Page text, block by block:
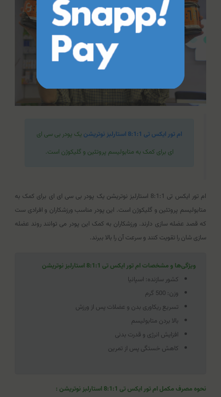
ام تور ایکس تی 8:1:1 استارلبز نوتریشن
یک پودر بی سی ای
ای برای کمک به متابولیسم پروتئین و گلیکوژن است.
ام تور ایکس تی 8:1:1 استارلبز نوتریشن یک پودر بی سی ای ای برای کمک به
متابولیسم پروتئین و گلیکوژن است. این پودر مناسب ورزشکاران و افرادی ست
که قصد عضله سازی دارند. ورزشکاران به کمک این پودر می توانند روند عضله
سازی شان را تقویت کنند و سرعت آن را بالا ببرند.
ویژگی‌ها و مشخصات ام تور ایکس تی 8:1:1 استارلبز نوتریشن
کشور سازنده: اسپانیا
وزن: 500 گرم
تسریع ریکاوری بدن و عضلات پس از ورزش
بالا بردن متابولیسم
افزایش انرژی و قدرت بدنی
کاهش خستگی پس از تمرین
نحوه مصرف مکملام تور ایکس تی 8:1:1 استارلبز نوتریشن
: